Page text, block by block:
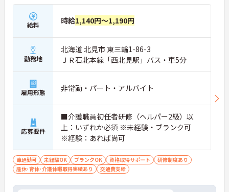
給料 時給1,140円～1,190円
勤務地
北海道 北見市 東三輪1-86-3
ＪＲ石北本線「西北見駅」バス・車5分
雇用形態 非常勤・パート・アルバイト
応募要件
■介護職員初任者研修（ヘルパー2級）以
上：いずれか必須 ※未経験・ブランク可
※経験：あれば尚可
車通勤可 未経験OK ブランクOK 資格取得サポート
研修制度あり
産休･育休･介護休暇取得実績あり
交通費支給